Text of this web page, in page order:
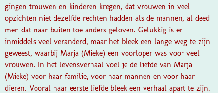
gingen trouwen en kinderen kregen, dat vrouwen in veel
opzichten niet dezelfde rechten hadden als de mannen, al deed
men dat naar buiten toe anders geloven. Gelukkig is er
inmiddels veel veranderd, maar het bleek een lange weg te zijn
geweest, waarbij Marja (Mieke) een voorloper was voor veel
vrouwen. In het levensverhaal voel je de liefde van Marja
(Mieke) voor haar familie, voor haar mannen en voor haar
dieren. Vooral haar eerste liefde bleek een verhaal apart te zijn.